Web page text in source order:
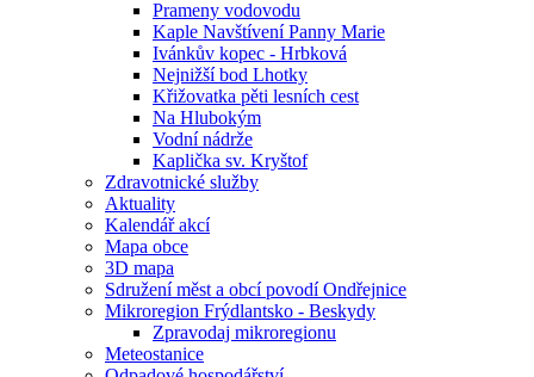
Prameny vodovodu
Kaple Navštívení Panny Marie
Ivánkův kopec - Hrbková
Nejnižší bod Lhotky
Křižovatka pěti lesních cest
Na Hlubokým
Vodní nádrže
Kaplička sv. Kryštof
Zdravotnické služby
Aktuality
Kalendář akcí
Mapa obce
3D mapa
Sdružení měst a obcí povodí Ondřejnice
Mikroregion Frýdlantsko - Beskydy
Zpravodaj mikroregionu
Meteostanice